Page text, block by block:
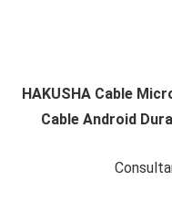
HAKUSHA Cable
Cable Android